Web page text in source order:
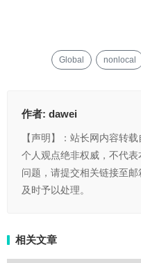
Global nonlocal
作者: dawei
【声明】：站长网内容转
个人观点绝非权威，不代
问题，请提交相关链接至
及时予以处理。
相关文章